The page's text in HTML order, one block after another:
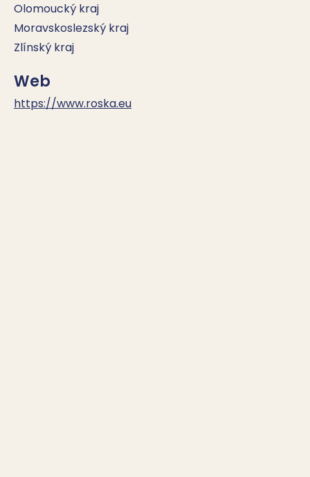
Olomoucký kraj
Moravskoslezský kraj
Zlínský kraj
Web
https://www.roska.eu